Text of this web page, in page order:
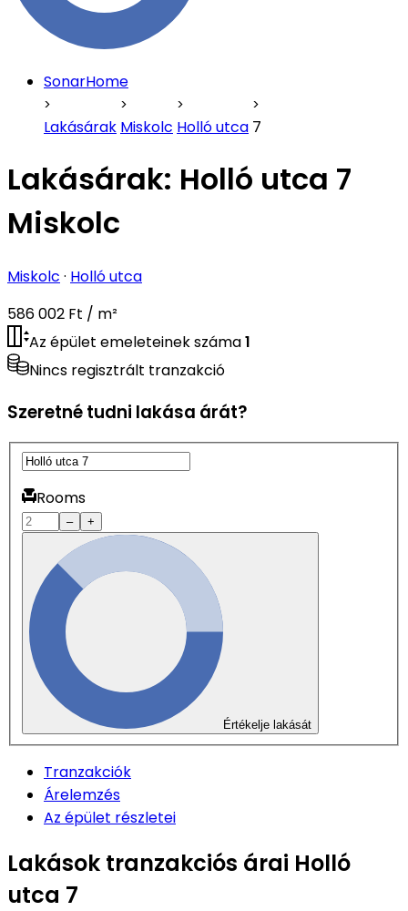
SonarHome
Lakásárak Miskolc Holló utca 7
Lakásárak: Holló utca 7
Miskolc
Miskolc · Holló utca
586 002 Ft / m²
Az épület emeleteinek száma1
Nincs regisztrált tranzakció
Szeretné tudni lakása árát?
Rooms
– +
Értékelje lakását
Tranzakciók
Árelemzés
Az épület részletei
Lakások tranzakciós árai Holló
utca 7